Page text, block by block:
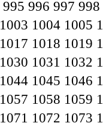
995 996 997 998
1003 1004 1005
1017 1018 1019
1030 1031 1032
1044 1045 1046
1057 1058 1059
1071 1072 1073